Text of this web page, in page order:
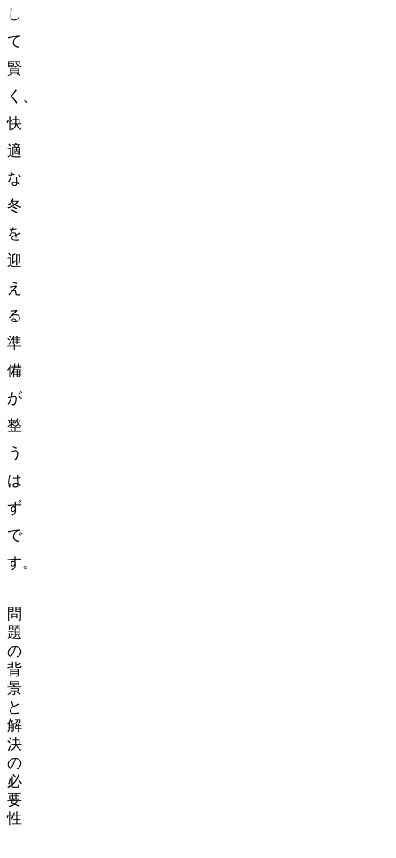
し
て
賢
く、
快
適
な
冬
を
迎
え
る
準
備
が
整
う
は
ず
で
す。
問
題
の
背
景
と
解
決
の
必
要
性